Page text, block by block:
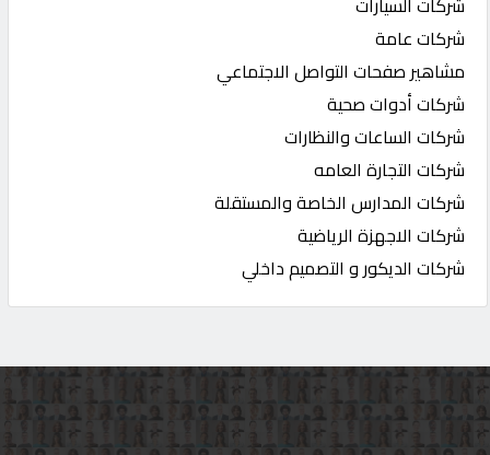
شركات عامة
مشاهير صفحات التواصل الاجتماعي
شركات أدوات صحية
شركات الساعات والنظارات
شركات التجارة العامه
شركات المدارس الخاصة والمستقلة
شركات الاجهزة الرياضية
شركات الديكور و التصميم داخلي